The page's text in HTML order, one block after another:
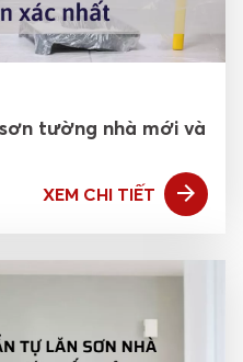
tường nhà mới và
XEM CHI TIẾT